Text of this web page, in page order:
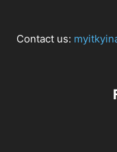
Contact us: